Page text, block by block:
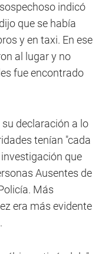
indicó
que se había
y en taxi. En ese
al lugar y no
fue encontrado
declaración a lo
tenían "cada
que
Ausentes de
Más
era más evidente